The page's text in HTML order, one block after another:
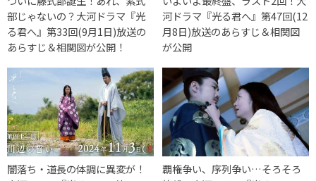
部じゃないの？大河ドラマ『光
る君へ』第33回(9月1日)放送の
あらすじ＆相関図が公開！
河ドラマ『光る君へ』第47回(12
月8日)放送のあらすじ＆相関図
が公開
闇落ち・道長の体調に異変が！
覇権争い、序列争い…そろそろ